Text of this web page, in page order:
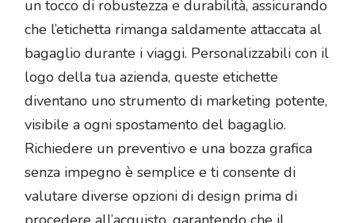
un tocco di robustezza e durabilità, assicurando
che l’etichetta rimanga saldamente attaccata al
bagaglio durante i viaggi. Personalizzabili con il
logo della tua azienda, queste etichette
diventano uno strumento di marketing potente,
visibile a ogni spostamento del bagaglio.
Richiedere un preventivo e una bozza grafica
senza impegno è semplice e ti consente di
valutare diverse opzioni di design prima di